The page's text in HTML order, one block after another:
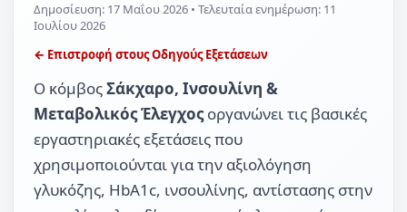
Δημοσίευση: 17 Μαΐου 2026 • Τελευταία ενημέρωση: 11
Ιουλίου 2026
← Επιστροφή στους Οδηγούς Εξετάσεων
Ο κόμβοςΣάκχαρο, Ινσουλίνη &
Μεταβολικός Έλεγχοςοργανώνει τις βασικές
εργαστηριακές εξετάσεις που
χρησιμοποιούνται για την αξιολόγηση
γλυκόζης, HbA1c, ινσουλίνης, αντίστασης στην